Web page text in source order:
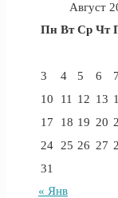
Август
Пн Вт Ср Чт
3
4 5 6 7
10
11 12 13
17
18 19 20
24
25 26 27
31
« Янв